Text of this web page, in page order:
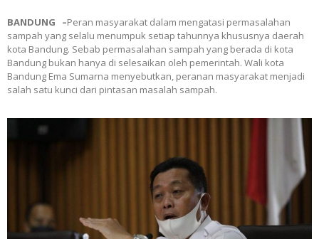
BANDUNG –Peran masyarakat dalam mengatasi permasalahan
sampah yang selalu menumpuk setiap tahunnya khususnya daerah
kota Bandung. Sebab permasalahan sampah yang berada di kota
Bandung bukan hanya di selesaikan oleh pemerintah. Wali kota
Bandung Ema Sumarna menyebutkan, peranan masyarakat menjadi
salah satu kunci dari pintasan masalah sampah.